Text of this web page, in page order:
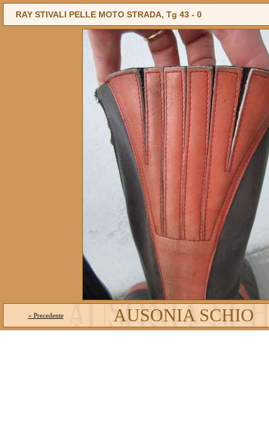
RAY STIVALI PELLE MOTO STRADA, Tg 43 - 0
« Precedente AUSONIA SCHIO